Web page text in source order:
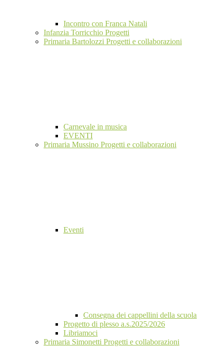
Incontro con Franca Natali
Infanzia Torricchio Progetti
Primaria Bartolozzi Progetti e collaborazioni
Carnevale in musica
EVENTI
Primaria Mussino Progetti e collaborazioni
Eventi
Consegna dei cappellini della scuola
Progetto di plesso a.s.2025/2026
Libriamoci
Primaria Simonetti Progetti e collaborazioni